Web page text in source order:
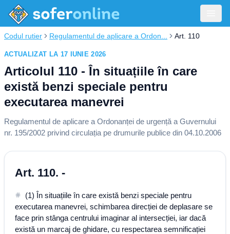
Codul rutier Regulamentul de aplicare a Ordon... Art. 110
ACTUALIZAT LA 17 IUNIE 2026
Articolul 110 - În situațiile în care
există benzi speciale pentru
executarea manevrei
Regulamentul de aplicare a Ordonanței de urgență a Guvernului
nr. 195/2002 privind circulația pe drumurile publice din 04.10.2006
Art. 110. -
(1) În situațiile în care există benzi speciale pentru
executarea manevrei, schimbarea direcției de deplasare se
face prin stânga centrului imaginar al intersecției, iar dacă
există un marcaj de ghidare, cu respectarea semnificației